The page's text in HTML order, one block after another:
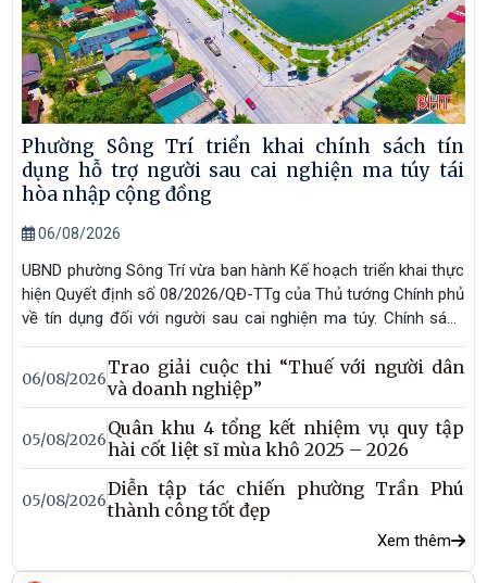
Phường Sông Trí triển khai chính sách tín
dụng hỗ trợ người sau cai nghiện ma túy tái
hòa nhập cộng đồng
06/08/2026
UBND phường Sông Trí vừa ban hành Kế hoạch triển khai thực
hiện Quyết định số 08/2026/QĐ-TTg của Thủ tướng Chính phủ
về tín dụng đối với người sau cai nghiện ma túy. Chính sách
nhằm tạo điều kiện để người sau cai nghiện tiếp cận nguồn
vốn ưu đãi, học nghề, tạo việc làm, phát triển sản xuất, kinh
doanh, từng bước ổn định cuộc sống và tái hòa nhập cộng
đồng.
06/08/2026
Trao giải cuộc thi “Thuế với người dân
và doanh nghiệp”
05/08/2026
Quân khu 4 tổng kết nhiệm vụ quy tập
hài cốt liệt sĩ mùa khô 2025 – 2026
05/08/2026
Diễn tập tác chiến phường Trần Phú
thành công tốt đẹp
Xem thêm